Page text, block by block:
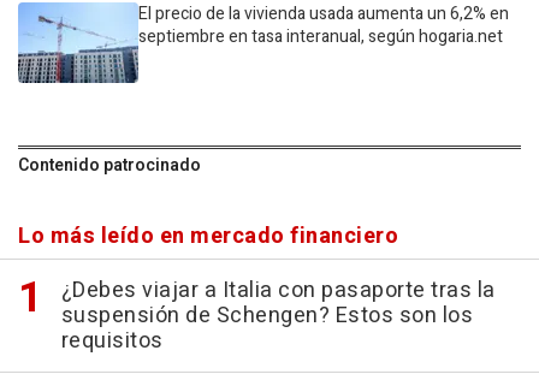
El precio de la vivienda usada aumenta un 6,2% en
septiembre en tasa interanual, según hogaria.net
Contenido patrocinado
Lo más leído en mercado financiero
¿Debes viajar a Italia con pasaporte tras la
suspensión de Schengen? Estos son los
requisitos